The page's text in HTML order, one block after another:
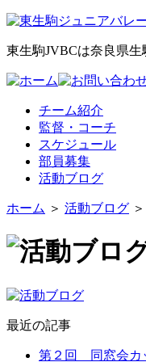
東生駒JVBCは奈良県生
チーム紹介
監督・コーチ
スケジュール
部員募集
活動ブログ
ホーム ＞ 活動ブログ
最近の記事
第２回 同窓会カ